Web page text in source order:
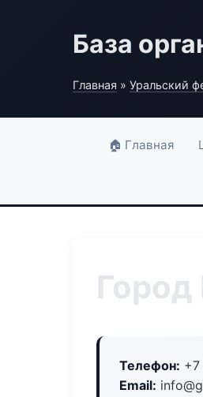
База
Главная » Уральский
🏠 Главная
Город
Телефон:
Email: